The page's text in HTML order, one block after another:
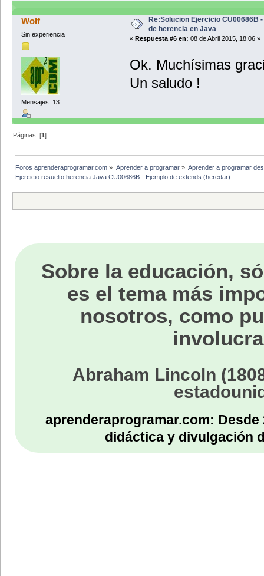
Wolf
Sin experiencia
Mensajes: 13
Re:Solucion Ejercicio CU00686B
de herencia en Java
« Respuesta #6 en: 08 de Abril 2015, 18:06 »
Ok. Muchísimas
Un saludo !
Páginas: [1]
Foros aprenderaprogramar.com » Aprender a programar» Aprender a programar
Ejercicio resuelto herencia Java CU00686B - Ejemplo de extends (heredar)
Sobre la educación,
es el tema más
nosotros, como
Abraham Lincoln
aprenderaprogramar.com:
didáctica y divulgación